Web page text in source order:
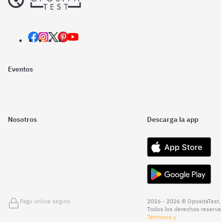
Eventos
Nosotros Descarga la app
Pago online seguro
2016 - 2026 © OpositaTest.
Todos los derechos
Términos y